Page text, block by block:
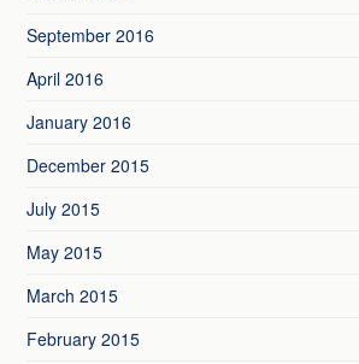
September 2016
April 2016
January 2016
December 2015
July 2015
May 2015
March 2015
February 2015